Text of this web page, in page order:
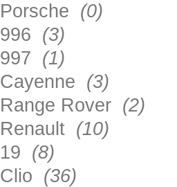
Porsche (0)
996 (3)
997 (1)
Cayenne (3)
Range Rover (2)
Renault (10)
19 (8)
Clio (36)